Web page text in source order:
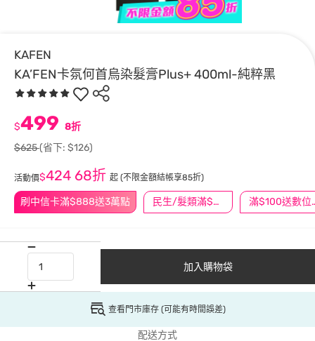
KAFEN
KA’FEN卡氛何首烏染髮膏Plus+ 400ml-純粹黑
刷中信卡滿$888送3萬點 民生/髮類滿$388送舒潔冰巾 滿
$499 8折
$625(省下: $126)
活動價$424 68折 起 (不限金額結帳享85折)
加入購物袋
查看門市庫存 (可能有時間誤差)
配送方式